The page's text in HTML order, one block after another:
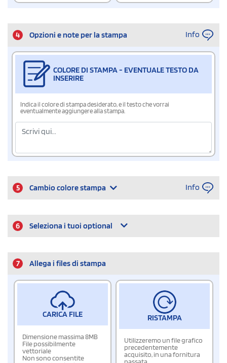
4 Opzioni e note per la stampa Info
COLORE DI STAMPA - EVENTUALE TESTO DA
INSERIRE
Indica il colore di stampa desiderato, e il testo che vorrai
eventualmente aggiungere alla stampa.
5 Cambio colore stampa Info
6 Seleziona i tuoi optional
7 Allega i files di stampa
CARICA FILE
Dimensione massima 8MB
File possibilmente
vettoriale
Non sono consentite
RISTAMPA
Utilizzeremo un file grafico
precedentemente
acquisito, in una fornitura
passata.